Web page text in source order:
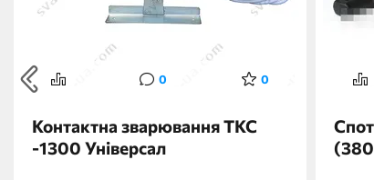
0 0
Контактна зварювання ТКС
-1300 Універсал